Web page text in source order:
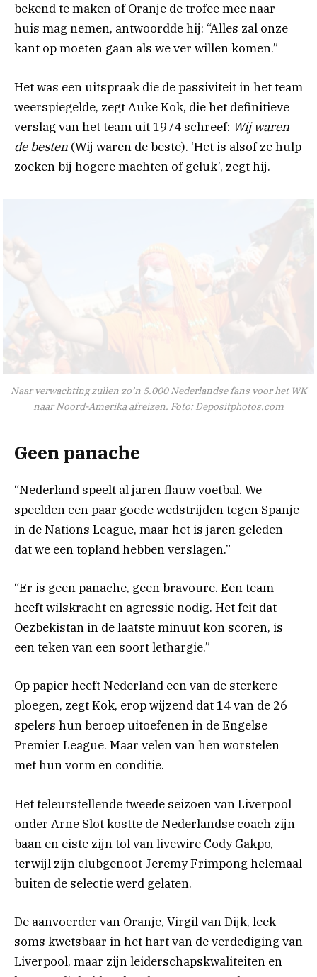
bekend te maken of Oranje de trofee mee naar
huis mag nemen, antwoordde hij: “Alles zal onze
kant op moeten gaan als we ver willen komen.”
Het was een uitspraak die de passiviteit in het team
weerspiegelde, zegt Auke Kok, die het definitieve
verslag van het team uit 1974 schreef: Wij waren
de besten (Wij waren de beste). ‘Het is alsof ze hulp
zoeken bij hogere machten of geluk’, zegt hij.
Naar verwachting zullen zo’n 5.000 Nederlandse fans voor het WK
naar Noord-Amerika afreizen. Foto: Depositphotos.com
Geen panache
“Nederland speelt al jaren flauw voetbal. We
speelden een paar goede wedstrijden tegen Spanje
in de Nations League, maar het is jaren geleden
dat we een topland hebben verslagen.”
“Er is geen panache, geen bravoure. Een team
heeft wilskracht en agressie nodig. Het feit dat
Oezbekistan in de laatste minuut kon scoren, is
een teken van een soort lethargie.”
Op papier heeft Nederland een van de sterkere
ploegen, zegt Kok, erop wijzend dat 14 van de 26
spelers hun beroep uitoefenen in de Engelse
Premier League. Maar velen van hen worstelen
met hun vorm en conditie.
Het teleurstellende tweede seizoen van Liverpool
onder Arne Slot kostte de Nederlandse coach zijn
baan en eiste zijn tol van livewire Cody Gakpo,
terwijl zijn clubgenoot Jeremy Frimpong helemaal
buiten de selectie werd gelaten.
De aanvoerder van Oranje, Virgil van Dijk, leek
soms kwetsbaar in het hart van de verdediging van
Liverpool, maar zijn leiderschapskwaliteiten en